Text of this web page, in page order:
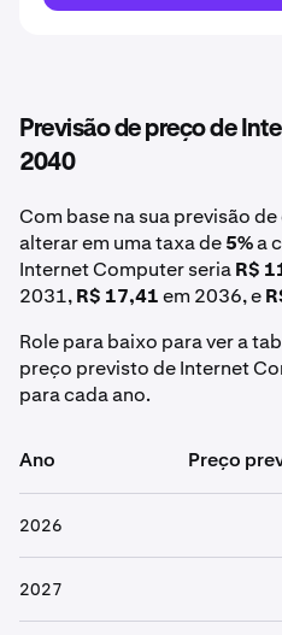
Previsão de preço de
2040
Com base na sua previsão
alterar em uma taxa de5%a
Internet Computer seriaR$
2031,R$ 17,41em 2036, e
Role para baixo para ver a
preço previsto de Internet
para cada ano.
Ano Preço
2026
2027